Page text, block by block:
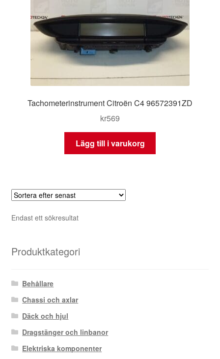
Tachometerinstrument Citroën C4 96572391ZD
kr569
Lägg till i varukorg
Endast ett sökresultat
Produktkategori
Behållare
Chassi och axlar
Däck och hjul
Dragstänger och linbanor
Elektriska komponenter